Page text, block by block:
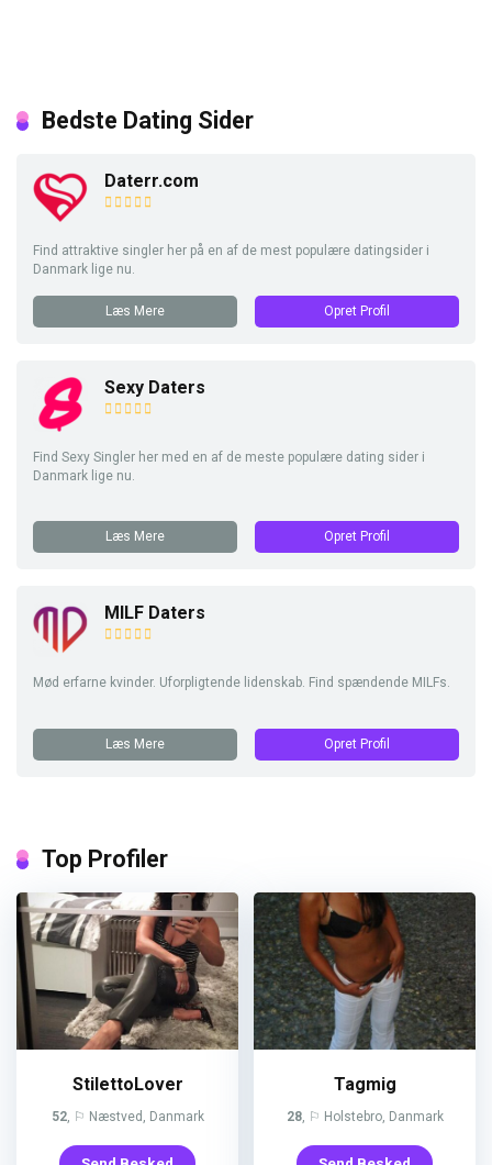
Bedste Dating Sider
Daterr.com
Find attraktive singler her på en af de mest populære datingsider i
Danmark lige nu.
Læs Mere Opret Profil
Sexy Daters
Find Sexy Singler her med en af de meste populære dating sider i
Danmark lige nu.
Læs Mere Opret Profil
MILF Daters
Mød erfarne kvinder. Uforpligtende lidenskab. Find spændende MILFs.
Læs Mere Opret Profil
Top Profiler
StilettoLover
52, ⚐ Næstved, Danmark
Tagmig
28, ⚐ Holstebro, Danmark